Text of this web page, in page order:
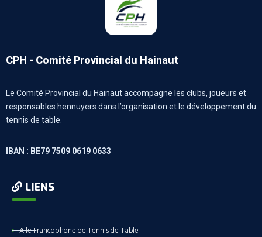
CPH - Comité Provincial du Hainaut
Le Comité Provincial du Hainaut accompagne les clubs, joueurs et
responsables hennuyers dans l’organisation et le développement du
tennis de table.
IBAN : BE79 7509 0619 0633
LIENS
Aile Francophone de Tennis de Table